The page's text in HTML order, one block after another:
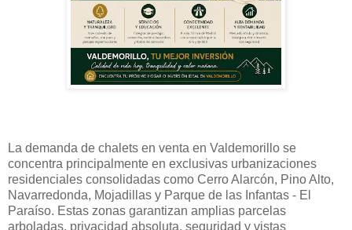
La demanda de chalets en venta en Valdemorillo se
concentra principalmente en exclusivas urbanizaciones
residenciales consolidadas como Cerro Alarcón, Pino Alto,
Navarredonda, Mojadillas y Parque de las Infantas - El
Paraíso. Estas zonas garantizan amplias parcelas
arboladas, privacidad absoluta, seguridad y vistas